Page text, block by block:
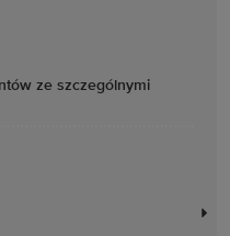
ze szczególnymi